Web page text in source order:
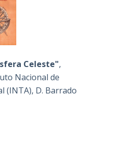
Celeste",
Nacional de
(INTA), D. Barrado